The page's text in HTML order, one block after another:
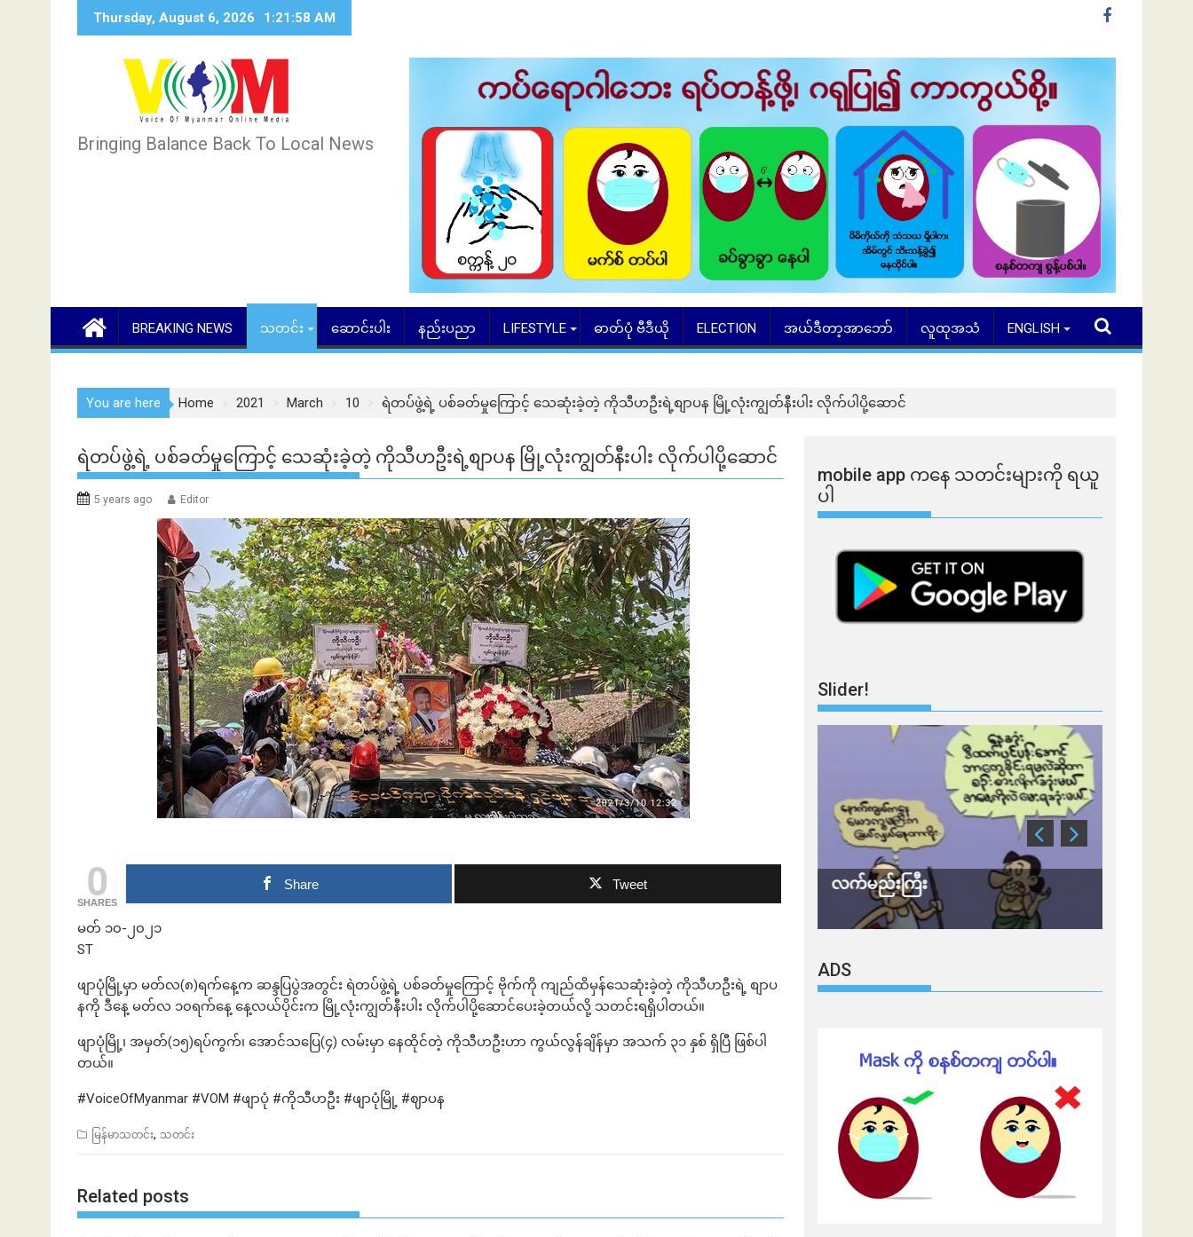
Thursday, August 6, 2026 1:22:00 AM
Bringing Balance Back To Local News
BREAKING NEWS သတင်း ဆောင်းပါး နည်းပညာ LIFESTYLE ဓာတ်ပုံ ဗီဒီယို ELECTION အယ်ဒီတာ့အာဘော် လူထုအသံ ENGLISH
You are here Home 2021 March 10 ရဲတပ်ဖွဲ့ရဲ့ ပစ်ခတ်မှုကြောင့် သေဆုံးခဲ့တဲ့ ကိုသီဟဦးရဲ့စျာပန မြို့လုံးကျွတ်နီးပါး လိုက်ပါပို့ဆောင်
ရဲတပ်ဖွဲ့ရဲ့ ပစ်ခတ်မှုကြောင့် သေဆုံးခဲ့တဲ့ ကိုသီဟဦးရဲ့စျာပန မြို့လုံးကျွတ်နီးပါး လိုက်ပါပို့ဆောင်
5 years ago Editor
0
SHARES
Share Tweet
မတ် ၁၀-၂၀၂၁
ST
ဖျာပုံမြို့မှာ မတ်လ(၈)ရက်နေ့က ဆန္ဒပြပွဲအတွင်း ရဲတပ်ဖွဲ့ရဲ့ ပစ်ခတ်မှုကြောင့် ဗိုက်ကို ကျည်ထိမှန်သေဆုံးခဲ့တဲ့ ကိုသီဟဦးရဲ့ စျာပ
နကို ဒီနေ့ မတ်လ ၁၀ရက်နေ့ နေ့လယ်ပိုင်းက မြို့လုံးကျွတ်နီးပါး လိုက်ပါပို့ဆောင်ပေးခဲ့တယ်လို့ သတင်းရရှိပါတယ်။
ဖျာပုံမြို့၊ အမှတ်(၁၅)ရပ်ကွက်၊ အောင်သပြေ(၄) လမ်းမှာ နေထိုင်တဲ့ ကိုသီဟဦးဟာ ကွယ်လွန်ချိန်မှာ အသက် ၃၁ နှစ် ရှိပြီ ဖြစ်ပါ
တယ်။
#VoiceOfMyanmar #VOM #ဖျာပုံ #ကိုသီဟဦး #ဖျာပုံမြို့ #ဈာပန
မြန်မာသတင်း, သတင်း
Related posts
mobile app ​​ကနေ ​​သတင်းများကို ရယူ
ပါ
Slider!
ဘဏ်နဲ့အကြွေး ဘာလျှော့မလဲ လက်မည်းကြီး
ADS